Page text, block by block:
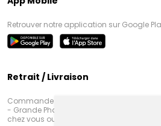
Retrouver notre application sur Google
Retrait / Livraison
Commandez en ligne et venez chercher
- Grande Pharmacie d’Amiens (Fachon)
chez vous ou en point retrait